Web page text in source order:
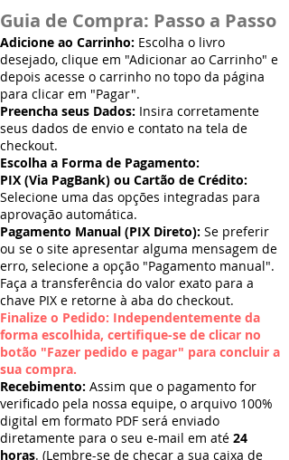
Guia de Compra: Passo a Passo
Adicione ao Carrinho: Escolha o livro
desejado, clique em "Adicionar ao Carrinho" e
depois acesse o carrinho no topo da página
para clicar em "Pagar".
Preencha seus Dados: Insira corretamente
seus dados de envio e contato na tela de
checkout.
Escolha a Forma de Pagamento:
PIX (Via PagBank) ou Cartão de Crédito:
Selecione uma das opções integradas para
aprovação automática.
Pagamento Manual (PIX Direto): Se preferir
ou se o site apresentar alguma mensagem de
erro, selecione a opção "Pagamento manual".
Faça a transferência do valor exato para a
chave PIX e retorne à aba do checkout.
Finalize o Pedido: Independentemente da
forma escolhida, certifique-se de clicar no
botão "Fazer pedido e pagar" para concluir a
sua compra.
Recebimento: Assim que o pagamento for
verificado pela nossa equipe, o arquivo 100%
digital em formato PDF será enviado
diretamente para o seu e-mail em até 24
horas. (Lembre-se de checar a sua caixa de